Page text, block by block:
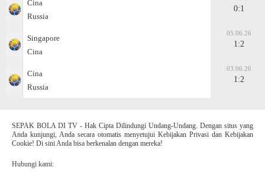
Cina
Russia
0:1
Singapore
Cina
05.06.26
1:2
Cina
Russia
03.06.26
1:2
SEPAK BOLA DI TV - Hak Cipta Dilindungi Undang-Undang. Dengan situs yang
Anda kunjungi, Anda secara otomatis menyetujui Kebijakan Privasi dan Kebijakan
Cookie! Di sini Anda bisa berkenalan dengan mereka!
Hubungi kami: